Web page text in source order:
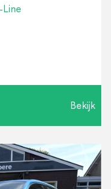
Bekijk